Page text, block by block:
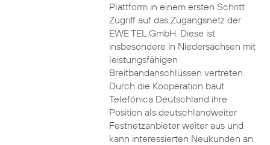
Plattform in einem ersten Schritt
Zugriff auf das Zugangsnetz der
EWE TEL GmbH. Diese ist
insbesondere in Niedersachsen mit
leistungsfähigen
Breitbandanschlüssen vertreten.
Durch die Kooperation baut
Telefónica Deutschland ihre
Position als deutschlandweiter
Festnetzanbieter weiter aus und
kann interessierten Neukunden an